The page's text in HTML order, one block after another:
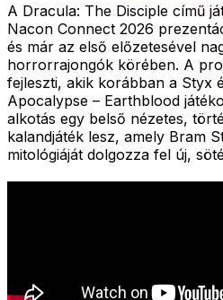
A Dracula: The Disciple című
Nacon Connect 2026
és már az első előzetesével
horrorrajongók körében. A
fejleszti, akik korábban a Styx
Apocalypse – Earthblood
alkotás egy belső nézetes,
kalandjáték lesz, amely Bram
mitológiáját dolgozza fel új,